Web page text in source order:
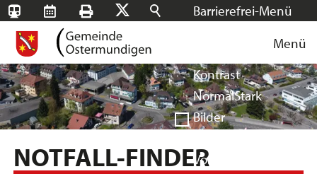
Barrierefrei-Menü
Sehr groß
Kontrast
NormalStark
Bilder
Vorlesen
Suchen
SBB-
Tageskarten
RMS Drucken
Facebook
Instagram
Login Menü
NOTFALL-FINDER